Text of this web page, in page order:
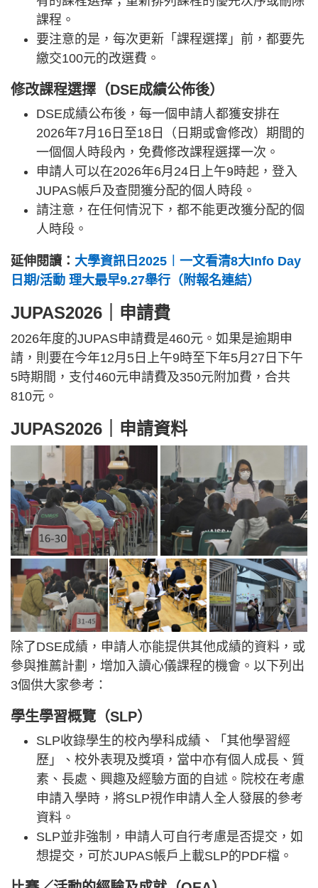
課程。
要注意的是，每次更新「課程選擇」前，都要先
繳交100元的改選費。
修改課程選擇（DSE成績公佈後）
DSE成績公布後，每一個申請人都獲安排在
2026年7月16日至18日（日期或會修改）期間的
一個個人時段內，免費修改課程選擇一次。
申請人可以在2026年6月24日上午9時起，登入
JUPAS帳戶及查閱獲分配的個人時段。
請注意，在任何情況下，都不能更改獲分配的個
人時段。
延伸閱讀： 大學資訊日2025︱一文看清8大Info Day
日期/活動 理大最早9.27舉行（附報名連結）
JUPAS2026｜申請費
2026年度的JUPAS申請費是460元。如果是逾期申
請，則要在今年12月5日上午9時至下年5月27日下午
5時期間，支付460元申請費及350元附加費，合共
810元。
JUPAS2026｜申請資料
除了DSE成績，申請人亦能提供其他成績的資料，或
參與推薦計劃，增加入讀心儀課程的機會。以下列出
3個供大家參考：
學生學習概覽（SLP）
SLP收錄學生的校內學科成績、「其他學習經
歷」、校外表現及獎項，當中亦有個人成長、質
素、長處、興趣及經驗方面的自述。院校在考慮
申請入學時，將SLP視作申請人全人發展的參考
資料。
SLP並非強制，申請人可自行考慮是否提交，如
想提交，可於JUPAS帳戶上載SLP的PDF檔。